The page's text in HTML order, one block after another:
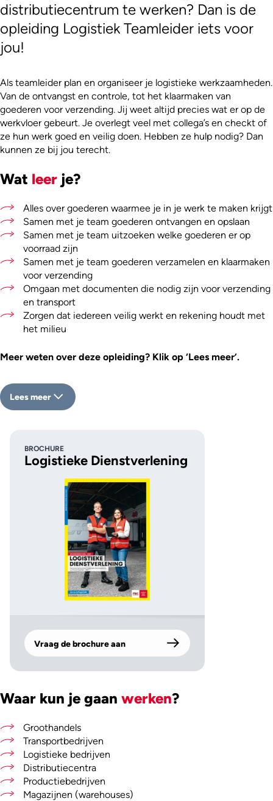
distributiecentrum te werken? Dan is de
opleiding Logistiek Teamleider iets voor
jou!
Als teamleider plan en organiseer je logistieke werkzaamheden.
Van de ontvangst en controle, tot het klaarmaken van
goederen voor verzending. Jij weet altijd precies wat er op de
werkvloer gebeurt. Je overlegt veel met collega’s en checkt of
ze hun werk goed en veilig doen. Hebben ze hulp nodig? Dan
kunnen ze bij jou terecht.
Wat leer je?
Alles over goederen waarmee je in je werk te maken krijgt
Samen met je team goederen ontvangen en opslaan
Samen met je team uitzoeken welke goederen er op
voorraad zijn
Samen met je team goederen verzamelen en klaarmaken
voor verzending
Omgaan met documenten die nodig zijn voor verzending
en transport
Zorgen dat iedereen veilig werkt en rekening houdt met
het milieu
Meer weten over deze opleiding? Klik op ‘Lees meer’.
Lees meer
BROCHURE
Logistieke Dienstverlening
Vraag de brochure aan
Waar kun je gaan werken?
Groothandels
Transportbedrijven
Logistieke bedrijven
Distributiecentra
Productiebedrijven
Magazijnen (warehouses)